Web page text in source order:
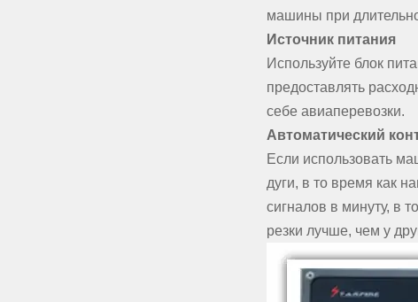
машины при
Источник питания
Используйте блок
предоставлять
себе авиаперевозки.
Автоматический
Если использовать
дуги, в то время как
сигналов в минуту, в
резки лучше, чем у